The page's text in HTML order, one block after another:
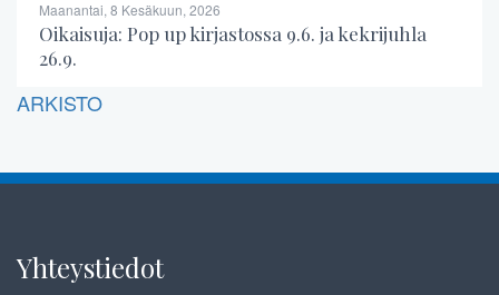
Maanantai, 8 Kesäkuun, 2026
Oikaisuja: Pop up kirjastossa 9.6. ja kekrijuhla
26.9.
ARKISTO
Yhteystiedot